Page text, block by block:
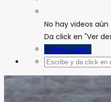
No hay videos aún
Da click en "Ver
Verlos todos